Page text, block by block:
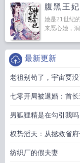
腹黑王
她是21世纪
来恶心她，
最新更新
老祖别苟了，宇宙要没
七零开局被退婚：首
男狐狸精是在勾引我吗
权势滔天：从拯救省
纺织厂的假夫妻